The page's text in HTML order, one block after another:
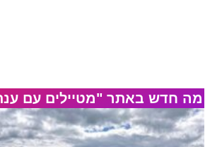
מה חדש באתר "מטיילים עם